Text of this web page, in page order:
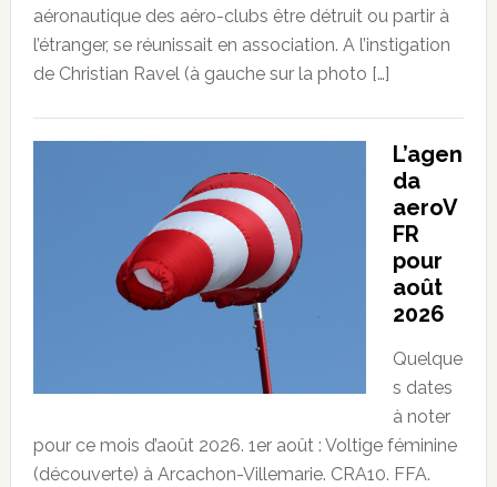
aéronautique des aéro-clubs être détruit ou partir à
l’étranger, se réunissait en association. A l’instigation
de Christian Ravel (à gauche sur la photo […]
L’agen
da
aeroV
FR
pour
août
2026
Quelque
s dates
à noter
pour ce mois d’août 2026. 1er août : Voltige féminine
(découverte) à Arcachon-Villemarie. CRA10. FFA.